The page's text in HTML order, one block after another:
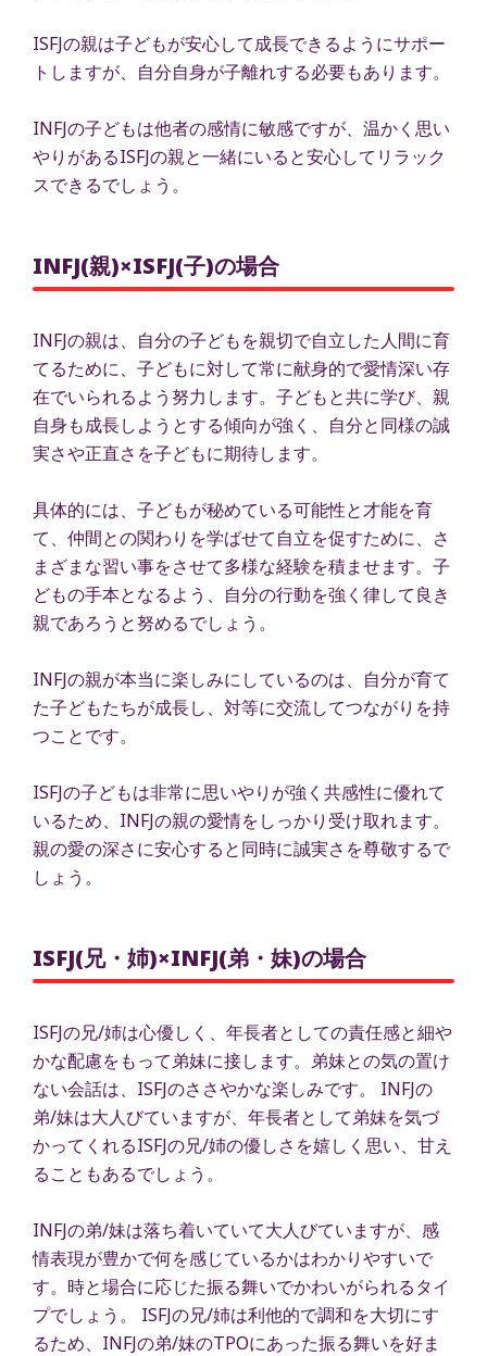
ISFJの親は子どもが安心して成長できるようにサポー
トしますが、自分自身が子離れする必要もあります。
INFJの子どもは他者の感情に敏感ですが、温かく思い
やりがあるISFJの親と一緒にいると安心してリラック
スできるでしょう。
INFJ(親)×ISFJ(子)の場合
INFJの親は、自分の子どもを親切で自立した人間に育
てるために、子どもに対して常に献身的で愛情深い存
在でいられるよう努力します。子どもと共に学び、親
自身も成長しようとする傾向が強く、自分と同様の誠
実さや正直さを子どもに期待します。
具体的には、子どもが秘めている可能性と才能を育
て、仲間との関わりを学ばせて自立を促すために、さ
まざまな習い事をさせて多様な経験を積ませます。子
どもの手本となるよう、自分の行動を強く律して良き
親であろうと努めるでしょう。
INFJの親が本当に楽しみにしているのは、自分が育て
た子どもたちが成長し、対等に交流してつながりを持
つことです。
ISFJの子どもは非常に思いやりが強く共感性に優れて
いるため、INFJの親の愛情をしっかり受け取れます。
親の愛の深さに安心すると同時に誠実さを尊敬するで
しょう。
ISFJ(兄・姉)×INFJ(弟・妹)の場合
ISFJの兄/姉は心優しく、年長者としての責任感と細や
かな配慮をもって弟妹に接します。弟妹との気の置け
ない会話は、ISFJのささやかな楽しみです。 INFJの
弟/妹は大人びていますが、年長者として弟妹を気づ
かってくれるISFJの兄/姉の優しさを嬉しく思い、甘え
ることもあるでしょう。
INFJの弟/妹は落ち着いていて大人びていますが、感
情表現が豊かで何を感じているかはわかりやすいで
す。時と場合に応じた振る舞いでかわいがられるタイ
プでしょう。 ISFJの兄/姉は利他的で調和を大切にす
るため、INFJの弟/妹のTPOにあった振る舞いを好ま